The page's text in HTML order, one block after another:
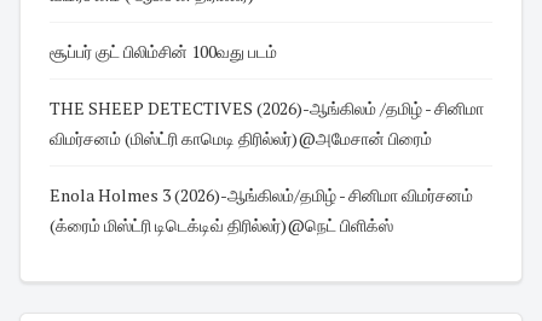
சூப்பர் குட் பிலிம்சின் 100வது படம்
THE SHEEP DETECTIVES (2026)-ஆங்கிலம் /தமிழ் - சினிமா
விமர்சனம் (மிஸ்ட்ரி காமெடி திரில்லர்)@அமேசான் பிரைம்
Enola Holmes 3 (2026)-ஆங்கிலம்/தமிழ் - சினிமா விமர்சனம்
(க்ரைம் மிஸ்ட்ரி டிடெக்டிவ் திரில்லர்)@நெட் பிளிக்ஸ்